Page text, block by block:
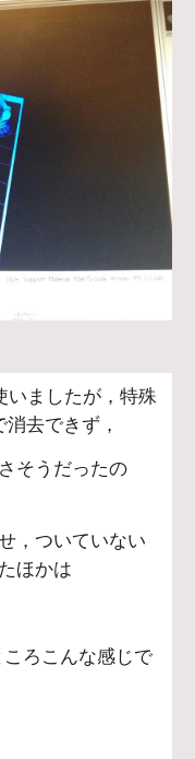
いましたが，特殊
去できず，
そうだったの
，ついていない
ほかは
ろこんな感じで